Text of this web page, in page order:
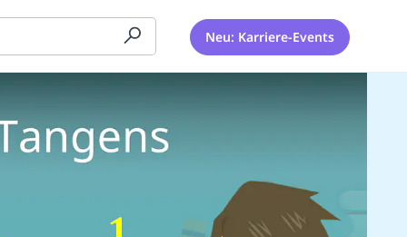
Neu: Karriere-Events